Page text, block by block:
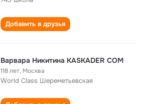
Добавить в друзья
Варвара Никитина KASKADER COM
118 лет, Москва
World Class Шереметьевская